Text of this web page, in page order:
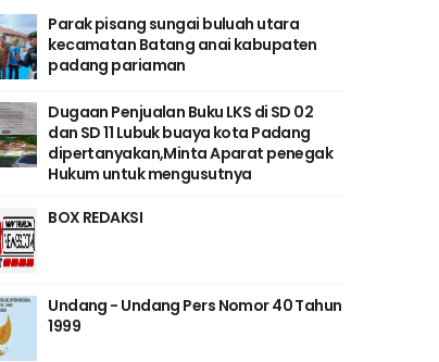
Parak pisang sungai buluah utara
kecamatan Batang anai kabupaten
padang pariaman
Dugaan Penjualan Buku LKS di SD 02
dan SD 11 Lubuk buaya kota Padang
dipertanyakan,Minta Aparat penegak
Hukum untuk mengusutnya
BOX REDAKSI
Undang - Undang Pers Nomor 40 Tahun
1999